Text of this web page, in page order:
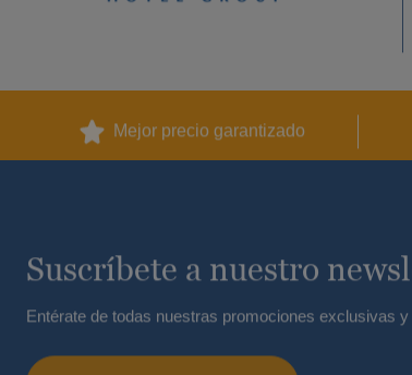
Mejor precio garantizado
Suscríbete a nuestro
Entérate de todas nuestras promociones exclusivas